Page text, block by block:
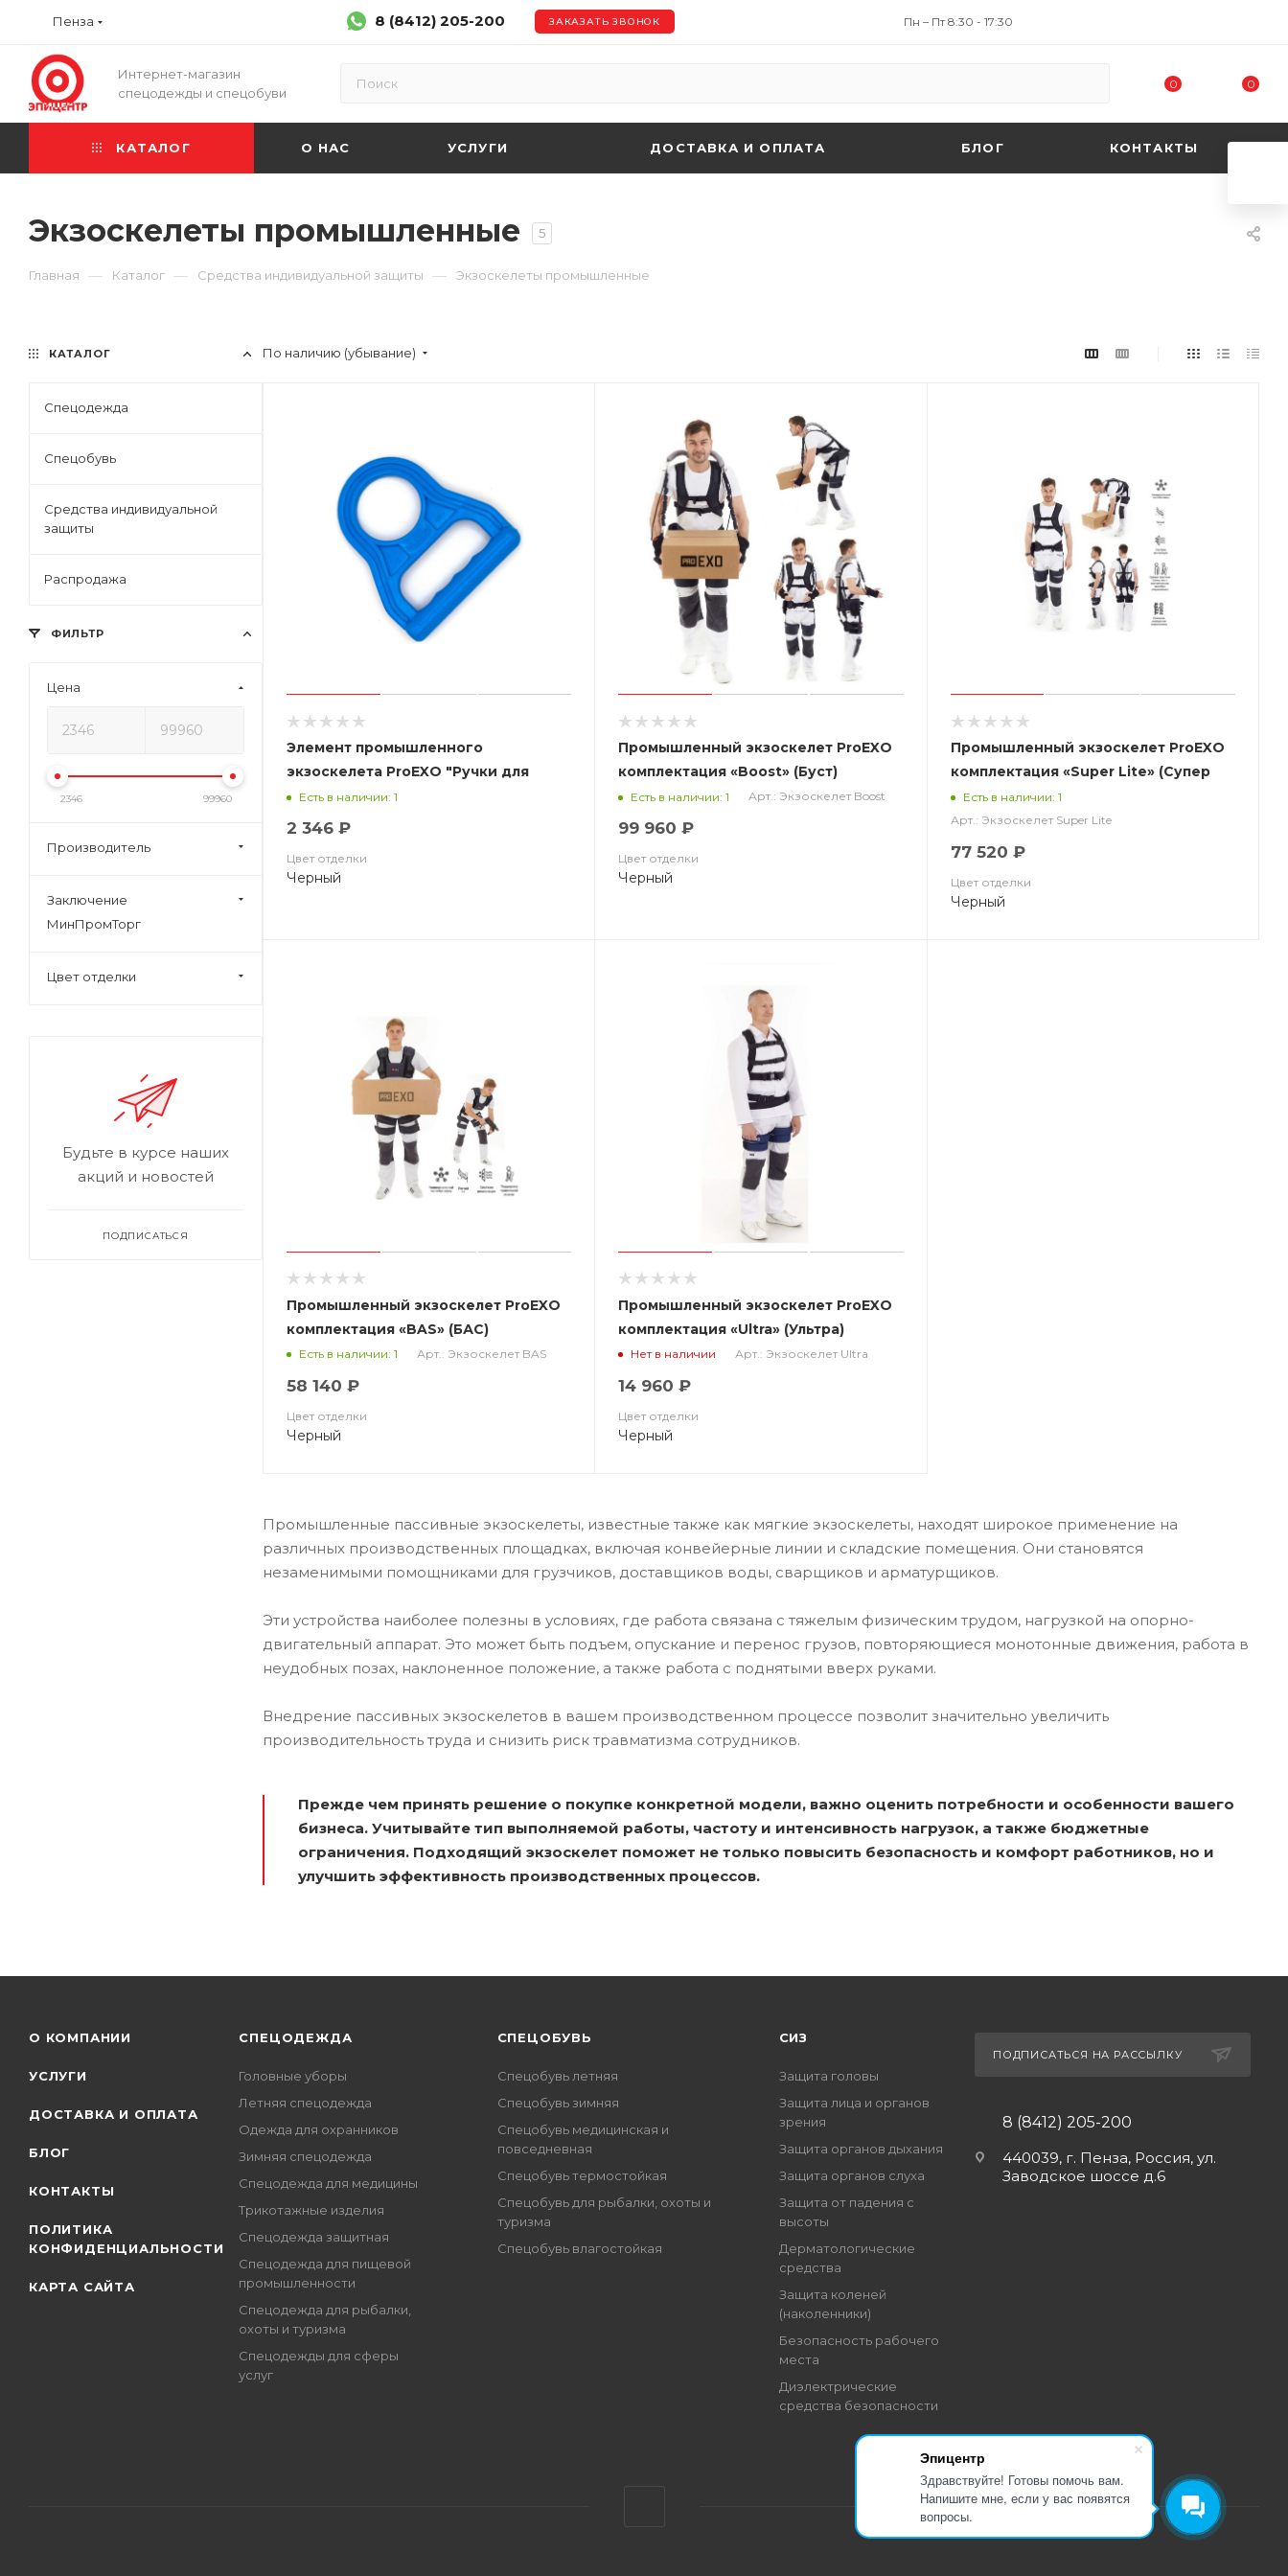
Эпицентр
Здравствуйте! Готовы помочь вам.
Напишите мне, если у вас появятся
вопросы.
Пенза 8 (8412) 205-200 ЗАКАЗАТЬ ЗВОНОК Пн – Пт 8:30 - 17:30
Интернет-магазин
спецодежды и спецобуви
0 0
КАТАЛОГ О НАС УСЛУГИ ДОСТАВКА И ОПЛАТА БЛОГ КОНТАКТЫ
Экзоскелеты промышленные 5
Главная — Каталог — Средства индивидуальной защиты — Экзоскелеты промышленные
По наличию (убывание)
Элемент промышленного
экзоскелета ProEXO "Ручки для
бутылей"
Есть в наличии: 1
2 346 ₽
Цвет отделки
Черный
Промышленный экзоскелет ProEXO
комплектация «Boost» (Буст)
Есть в наличии: 1 Арт.: Экзоскелет Boost
99 960 ₽
Цвет отделки
Черный
Промышленный экзоскелет ProEXO
комплектация «Super Lite» (Супер
Лайт)
Есть в наличии: 1
Арт.: Экзоскелет Super Lite
77 520 ₽
Цвет отделки
Черный
Промышленный экзоскелет ProEXO
комплектация «BAS» (БАС)
Есть в наличии: 1 Арт.: Экзоскелет BAS
58 140 ₽
Цвет отделки
Черный
Промышленный экзоскелет ProEXO
комплектация «Ultra» (Ультра)
Нет в наличии Арт.: Экзоскелет Ultra
14 960 ₽
Цвет отделки
Черный
Промышленные пассивные экзоскелеты, известные также как мягкие экзоскелеты, находят широкое применение на
различных производственных площадках, включая конвейерные линии и складские помещения. Они становятся
незаменимыми помощниками для грузчиков, доставщиков воды, сварщиков и арматурщиков.
Эти устройства наиболее полезны в условиях, где работа связана с тяжелым физическим трудом, нагрузкой на опорно-
двигательный аппарат. Это может быть подъем, опускание и перенос грузов, повторяющиеся монотонные движения, работа в
неудобных позах, наклоненное положение, а также работа с поднятыми вверх руками.
Внедрение пассивных экзоскелетов в вашем производственном процессе позволит значительно увеличить
производительность труда и снизить риск травматизма сотрудников.
Прежде чем принять решение о покупке конкретной модели, важно оценить потребности и особенности вашего
бизнеса. Учитывайте тип выполняемой работы, частоту и интенсивность нагрузок, а также бюджетные
ограничения. Подходящий экзоскелет поможет не только повысить безопасность и комфорт работников, но и
улучшить эффективность производственных процессов.
КАТАЛОГ
Спецодежда
Спецобувь
Средства индивидуальной
защиты
Распродажа
ФИЛЬТР
Цена
2346 99960
Производитель
Заключение
МинПромТорг
Цвет отделки
Будьте в курсе наших
акций и новостей
ПОДПИСАТЬСЯ
О КОМПАНИИ
УСЛУГИ
ДОСТАВКА И ОПЛАТА
БЛОГ
КОНТАКТЫ
ПОЛИТИКА
КОНФИДЕНЦИАЛЬНОСТИ
КАРТА САЙТА
СПЕЦОДЕЖДА
Головные уборы
Летняя спецодежда
Одежда для охранников
Зимняя спецодежда
Спецодежда для медицины
Трикотажные изделия
Спецодежда защитная
Спецодежда для пищевой
промышленности
Спецодежда для рыбалки,
охоты и туризма
Спецодежды для сферы
услуг
CПЕЦОБУВЬ
Спецобувь летняя
Спецобувь зимняя
Спецобувь медицинская и
повседневная
Спецобувь термостойкая
Спецобувь для рыбалки, охоты и
туризма
Спецобувь влагостойкая
СИЗ
Защита головы
Защита лица и органов
зрения
Защита органов дыхания
Защита органов слуха
Защита от падения с
высоты
Дерматологические
средства
Защита коленей
(наколенники)
Безопасность рабочего
места
Диэлектрические
средства безопасности
ПОДПИСАТЬСЯ НА РАССЫЛКУ
8 (8412) 205-200
440039, г. Пенза, Россия, ул.
Заводское шоссе д.6